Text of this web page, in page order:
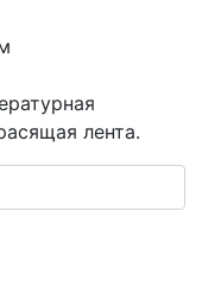
лента.